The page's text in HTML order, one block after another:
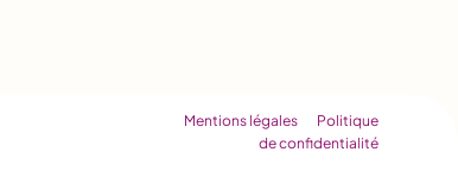
Mentions légales
Politique
de confidentialité